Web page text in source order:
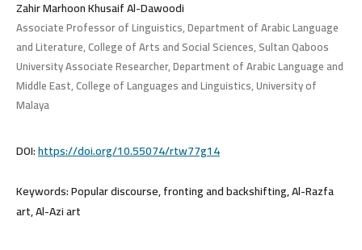
Zahir Marhoon Khusaif Al-Dawoodi
Associate Professor of Linguistics, Department of Arabic Language
and Literature, College of Arts and Social Sciences, Sultan Qaboos
University Associate Researcher, Department of Arabic Language and
Middle East, College of Languages and Linguistics, University of
Malaya
DOI:https://doi.org/10.55074/rtw77g14
Keywords:Popular discourse, fronting and backshifting, Al-Razfa
art, Al-Azi art